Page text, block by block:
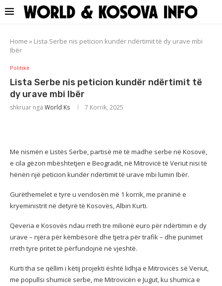
Home » Lista Serbe nis peticion kundër ndërtimit të dy urave mbi
Ibër
Politikë
Lista Serbe nis peticion kundër ndërtimit të
dy urave mbi Ibër
shkruar nga World Ks 7 Korrik, 2025
Me nismën e Listës Serbe, partisë më të madhe serbe në Kosovë,
e cila gëzon mbështetjen e Beogradit, në Mitrovicë të Veriut nisi të
hënën një peticion kundër ndërtimit të urave mbi lumin Ibër.
Gurëthemelet e tyre u vendosën më 1 korrik, me praninë e
kryeministrit në detyrë të Kosovës, Albin Kurti.
Qeveria e Kosovës ndau rreth tre milionë euro për ndërtimin e dy
urave – njëra për këmbësorë dhe tjetra për trafik – dhe punimet
rreth tyre pritet të përfundojnë në vjeshtë.
Kurti tha se qëllim i këtij projekti është lidhja e Mitrovicës së Veriut,
me popullsi shumicë serbe, me Mitrovicën e Jugut, ku shumica e